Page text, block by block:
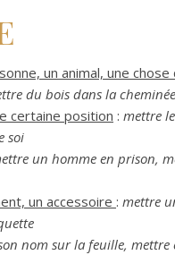
un animal, une chose
du bois dans la cheminée
certaine position : mettre
soi
un homme en prison,
un accessoire : mettre
nom sur la feuille, mettre